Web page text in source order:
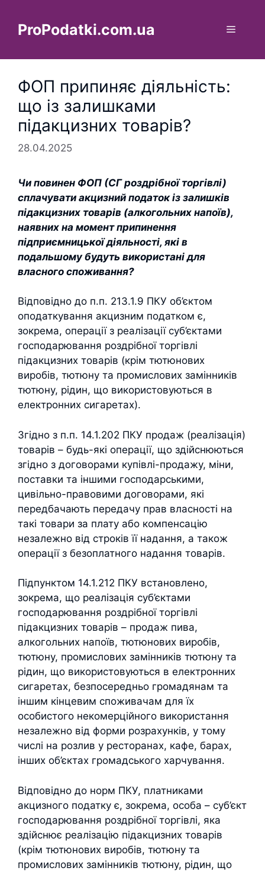
вмістуProPodatki.com.ua Меню
ФОП припиняє діяльність:
що із залишками
підакцизних товарів?
28.04.2025
Чи повинен ФОП (СГ роздрібної торгівлі)
сплачувати акцизний податок із залишків
підакцизних товарів (алкогольних напоїв),
наявних на момент припинення
підприємницької діяльності, які в
подальшому будуть використані для
власного споживання?
Відповідно до п.п. 213.1.9 ПКУ об’єктом
оподаткування акцизним податком є,
зокрема, операції з реалізації суб’єктами
господарювання роздрібної торгівлі
підакцизних товарів (крім тютюнових
виробів, тютюну та промислових замінників
тютюну, рідин, що використовуються в
електронних сигаретах).
Згідно з п.п. 14.1.202 ПКУ продаж (реалізація)
товарів – будь-які операції, що здійснюються
згідно з договорами купівлі-продажу, міни,
поставки та іншими господарськими,
цивільно-правовими договорами, які
передбачають передачу прав власності на
такі товари за плату або компенсацію
незалежно від строків її надання, а також
операції з безоплатного надання товарів.
Підпунктом 14.1.212 ПКУ встановлено,
зокрема, що реалізація суб’єктами
господарювання роздрібної торгівлі
підакцизних товарів – продаж пива,
алкогольних напоїв, тютюнових виробів,
тютюну, промислових замінників тютюну та
рідин, що використовуються в електронних
сигаретах, безпосередньо громадянам та
іншим кінцевим споживачам для їх
особистого некомерційного використання
незалежно від форми розрахунків, у тому
числі на розлив у ресторанах, кафе, барах,
інших об’єктах громадського харчування.
Відповідно до норм ПКУ, платниками
акцизного податку є, зокрема, особа – суб’єкт
господарювання роздрібної торгівлі, яка
здійснює реалізацію підакцизних товарів
(крім тютюнових виробів, тютюну та
промислових замінників тютюну, рідин, що